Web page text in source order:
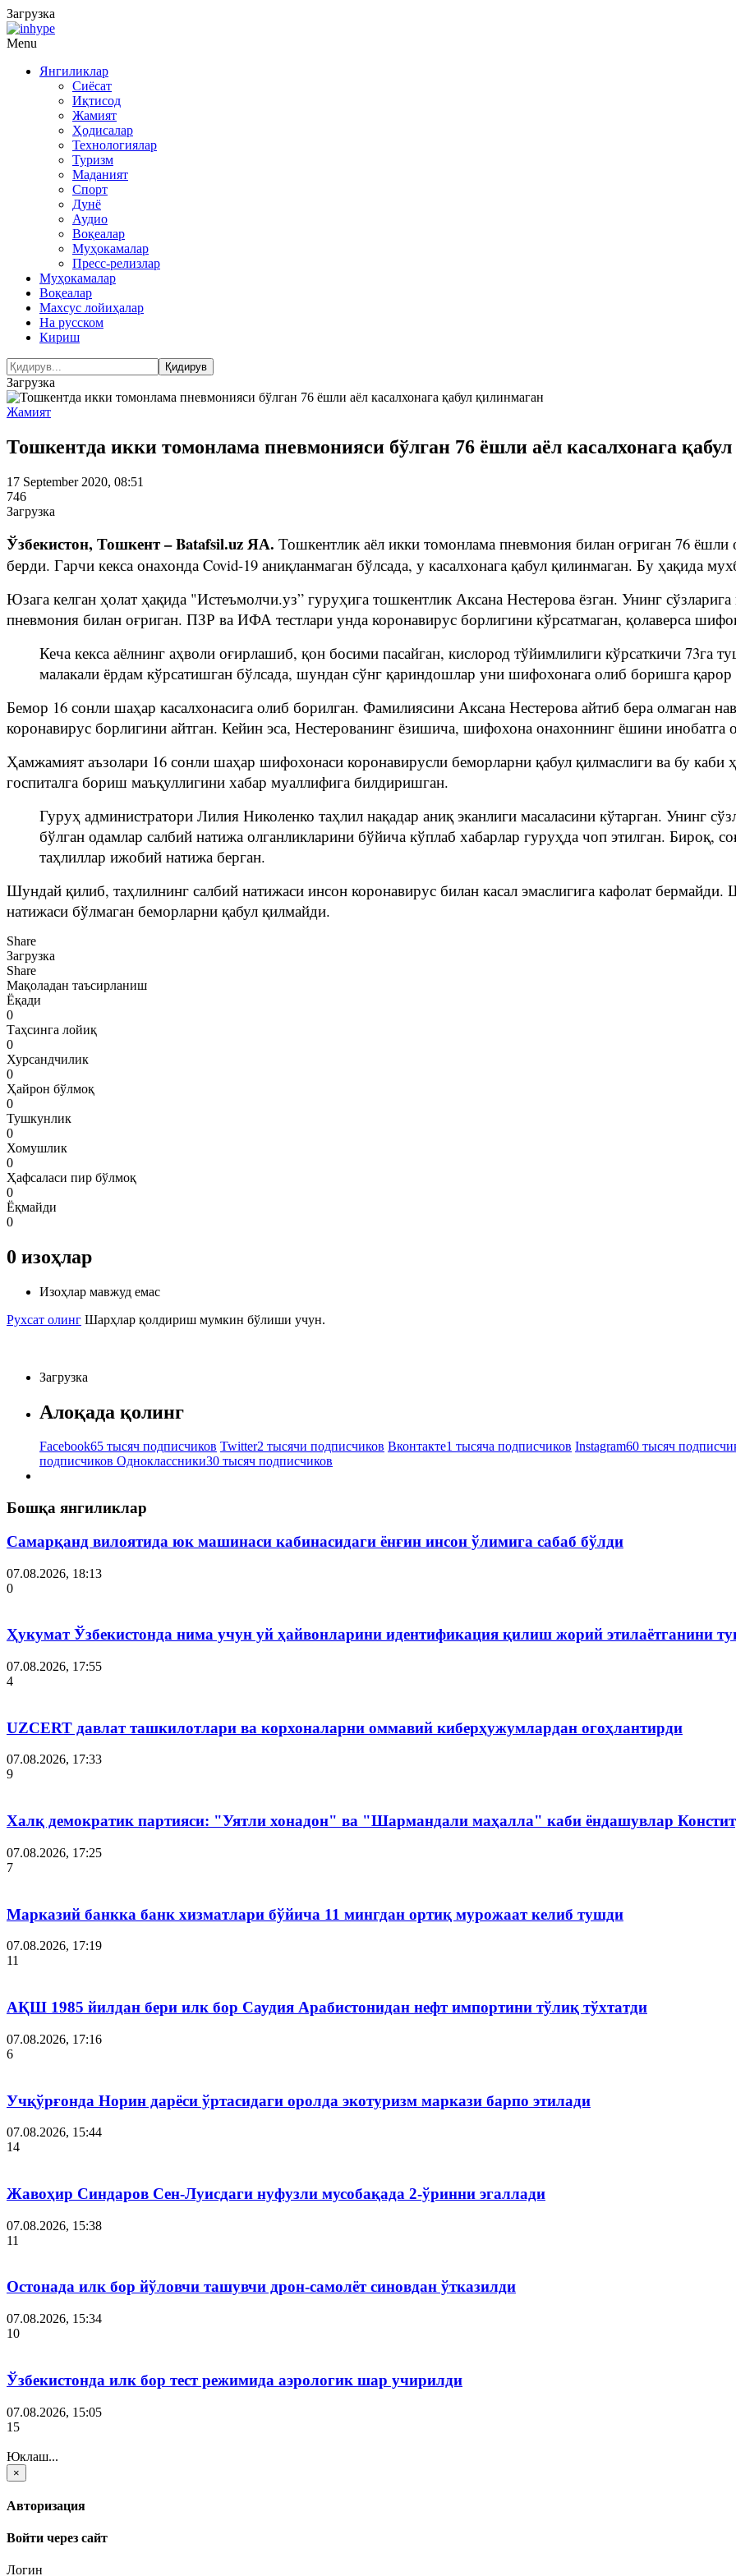
Загрузка
Menu
Янгиликлар
Сиёсат
Иқтисод
Жамият
Ҳодисалар
Технологиялар
Туризм
Маданият
Спорт
Дунё
Аудио
Воқеалар
Муҳокамалар
Пресс-релизлар
Муҳокамалар
Воқеалар
Махсус лойиҳалар
На русском
Кириш
Загрузка
Жамият
Тошкентда икки томонлама пневмонияси бўлган 76 ёшли аёл касалхонага
17 September 2020, 08:51
746
Загрузка
Ўзбекистон, Тошкент – Batafsil.uz ЯА. Тошкентлик аёл икки томонлама пневмония билан оғриган 76
берди. Гарчи кекса онахонда Covid-19 аниқланмаган бўлсада, у касалхонага қабул қилинмаган. Бу ҳақида
Юзага келган ҳолат ҳақида "Истеъмолчи.уз” гуруҳига тошкентлик Аксана Нестерова ёзган. Унинг
пневмония билан оғриган. ПЗР ва ИФА тестлари унда коронавирус борлигини кўрсатмаган, қолаверса
Кеча кекса аёлнинг аҳволи оғирлашиб, қон босими пасайган, кислород тўйимлилиги кўрсаткичи 73га
малакали ёрдам кўрсатишган бўлсада, шундан сўнг қариндошлар уни шифохонага олиб боришга
Бемор 16 сонли шаҳар касалхонасига олиб борилган. Фамилиясини Аксана Нестерова айтиб бера олмаган
коронавирус борлигини айтган. Кейин эса, Нестерованинг ёзишича, шифохона онахоннинг ёшини инобатга
Ҳамжамият аъзолари 16 сонли шаҳар шифохонаси коронавирусли беморларни қабул қилмаслиги ва бу каби
госпиталга бориш маъқуллигини хабар муаллифига билдиришган.
Гуруҳ администратори Лилия Николенко таҳлил нақадар аниқ эканлиги масаласини кўтарган. Унинг
бўлган одамлар салбий натижа олганликларини бўйича кўплаб хабарлар гуруҳда чоп этилган. Бироқ,
таҳлиллар ижобий натижа берган.
Шундай қилиб, таҳлилнинг салбий натижаси инсон коронавирус билан касал эмаслигига кафолат
натижаси бўлмаган беморларни қабул қилмайди.
Share
Загрузка
Share
Мақоладан таъсирланиш
Ёқади
0
Таҳсинга лойиқ
0
Хурсандчилик
0
Ҳайрон бўлмоқ
0
Тушкунлик
0
Хомушлик
0
Ҳафсаласи пир бўлмоқ
0
Ёқмайди
0
0 изоҳлар
Изоҳлар мавжуд емас
Рухсат олинг Шарҳлар қолдириш мумкин бўлиши учун.
Загрузка
Алоқада қолинг
Facebook65 тысяч подписчиков Twitter2 тысячи подписчиков Вконтакте1 тысяча подписчиков Instagram60 тысяч
подписчиков Одноклассники30 тысяч подписчиков
Бошқа янгиликлар
Самарқанд вилоятида юк машинаси кабинасидаги ёнғин инсон ўлимига сабаб бўлди
07.08.2026, 18:13
0
Ҳукумат Ўзбекистонда нима учун уй ҳайвонларини идентификация қилиш жорий этилаётганини
07.08.2026, 17:55
4
UZCERT давлат ташкилотлари ва корхоналарни оммавий киберҳужумлардан огоҳлантирди
07.08.2026, 17:33
9
Халқ демократик партияси: "Уятли хонадон" ва "Шармандали маҳалла" каби ёндашувлар
07.08.2026, 17:25
7
Марказий банкка банк хизматлари бўйича 11 мингдан ортиқ мурожаат келиб тушди
07.08.2026, 17:19
11
АҚШ 1985 йилдан бери илк бор Саудия Арабистонидан нефт импортини тўлиқ тўхтатди
07.08.2026, 17:16
6
Учқўрғонда Норин дарёси ўртасидаги оролда экотуризм маркази барпо этилади
07.08.2026, 15:44
14
Жавоҳир Синдаров Сен-Луисдаги нуфузли мусобақада 2-ўринни эгаллади
07.08.2026, 15:38
11
Остонада илк бор йўловчи ташувчи дрон-самолёт синовдан ўтказилди
07.08.2026, 15:34
10
Ўзбекистонда илк бор тест режимида аэрологик шар учирилди
07.08.2026, 15:05
15
Юклаш...
×
Авторизация
Войти через сайт
Логин